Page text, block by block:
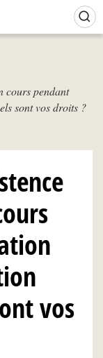
L
cours pendant
sont vos droits ?
vos
de connexion)